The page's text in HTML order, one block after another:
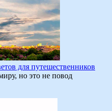
для путешественников
но это не повод